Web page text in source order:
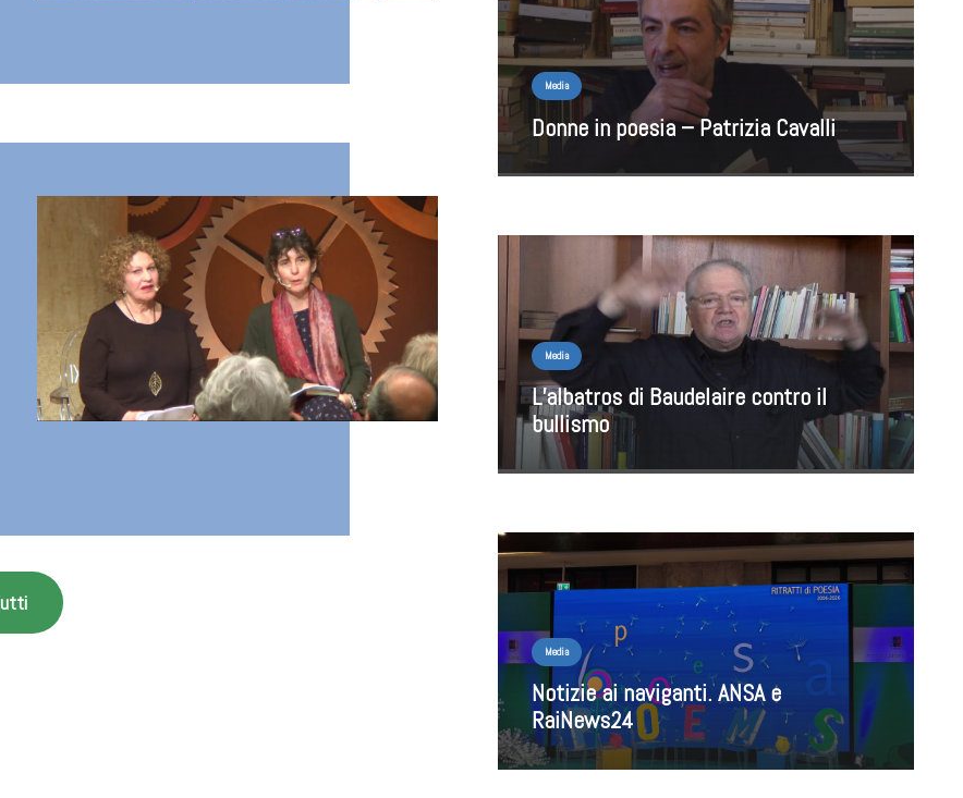
Media
Donne in poesia – Patrizia Cavalli
Media
L’albatros di Baudelaire contro il
bullismo
Media
Notizie ai naviganti. ANSA e
RaiNews24